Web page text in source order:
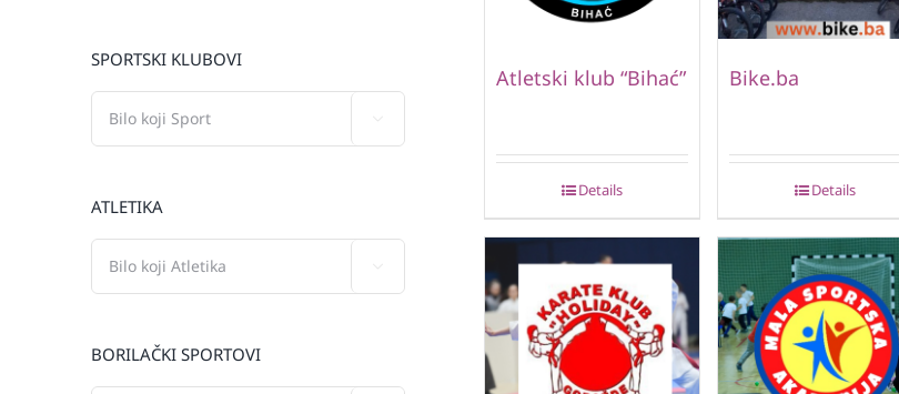
Atletski klub “Bihać”
Details
Bike.ba
Details
SPORTSKI KLUBOVI
ATLETIKA
BORILAČKI SPORTOVI